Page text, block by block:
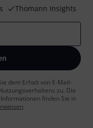
Thomann Insights
dem Erhalt von E-Mail-
zu. Die
finden Sie in
.